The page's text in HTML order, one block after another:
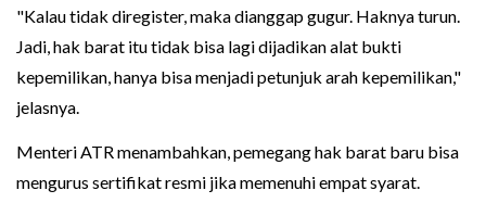
"Kalau tidak diregister, maka dianggap gugur. Haknya turun.
Jadi, hak barat itu tidak bisa lagi dijadikan alat bukti
kepemilikan, hanya bisa menjadi petunjuk arah kepemilikan,"
jelasnya.
Menteri ATR menambahkan, pemegang hak barat baru bisa
mengurus sertifikat resmi jika memenuhi empat syarat.